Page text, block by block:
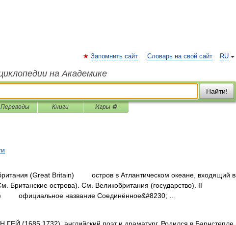
RU
Запомнить сайт Словарь на свой сайт
на Академике
Найти!
Переводы Книги Игры ⚽
(Great Britain) остров в Атлантическом океане, входящий в
Британские острова). См. Великобритания (государство). II
официальное название Соединённое&#8230; …